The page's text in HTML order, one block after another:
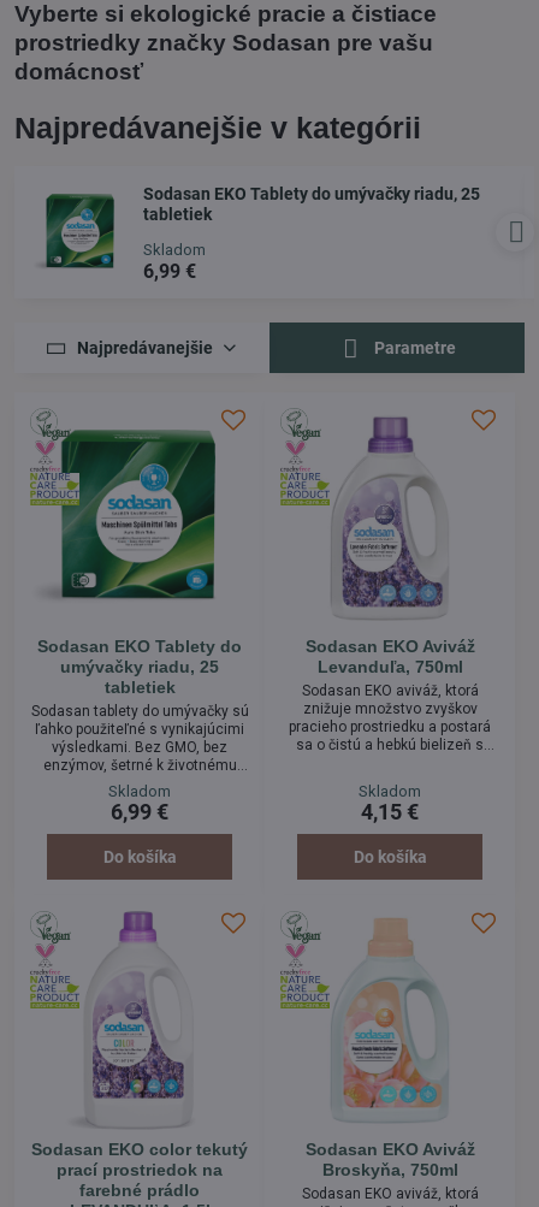
Vyberte si ekologické pracie a čistiace
prostriedky značky Sodasan pre vašu
domácnosť
Najpredávanejšie v kategórii
Sodasan EKO Tablety do umývačky riadu, 25
tabletiek
Skladom
6,99 €
Najpredávanejšie Parametre
Sodasan EKO Tablety do
umývačky riadu, 25
tabletiek
Sodasan tablety do umývačky sú
ľahko použiteľné s vynikajúcimi
výsledkami. Bez GMO, bez
enzýmov, šetrné k životnému
prostrediu a sú alternatívou ku
konvenčným produktov. Bez
fosfátov a chlóru. Žiarivo čistý
riad pomocou aktívnych kyselín.
Neobsahuje látky z
s neutrálnou vôňou, bez látok
štiepiacich chlór.
Skladom
6,99 €
Do košíka
Sodasan EKO Aviváž
Levanduľa, 750ml
Sodasan EKO aviváž, ktorá
znižuje množstvo zvyškov
pracieho prostriedku a postará
sa o čistú a hebkú bielizeň s
najmä pre osoby s citlivou
pokožkou. Pohodlná a mäkká
bielizeň. -Bez farbív a
konzervačných látok.
Skladom
4,15 €
Do košíka
Sodasan EKO color tekutý
prací prostriedok na
farebné prádlo
Sodasan EKO Aviváž
Broskyňa, 750ml
Sodasan EKO aviváž, ktorá